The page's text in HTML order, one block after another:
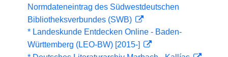
Normdateneintrag des Südwestdeutschen
Bibliotheksverbundes (SWB)
* Landeskunde Entdecken Online - Baden-
Württemberg (LEO-BW) [2015-]